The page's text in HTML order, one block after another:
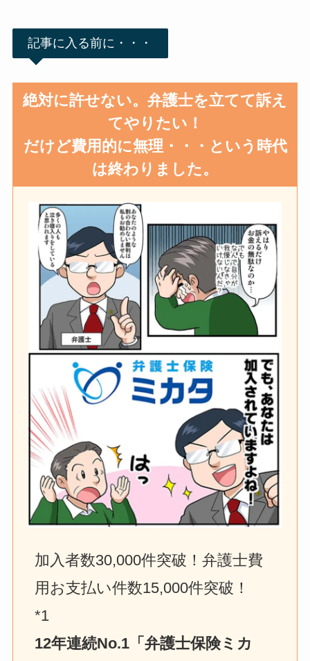
記事に入る前に・・・
絶対に許せない。弁護士を立てて訴え
てやりたい！
だけど費用的に無理・・・という時代
は終わりました。
加入者数30,000件突破！弁護士費
用お支払い件数15,000件突破！
*1
12年連続No.1「弁護士保険ミカ